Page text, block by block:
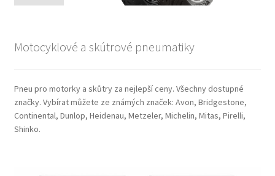
Motocyklové a skútrové pneumatiky
Pneu pro motorky a skůtry za nejlepší ceny. Všechny dostupné
značky. Vybírat můžete ze známých značek: Avon, Bridgestone,
Continental, Dunlop, Heidenau, Metzeler, Michelin, Mitas, Pirelli,
Shinko.